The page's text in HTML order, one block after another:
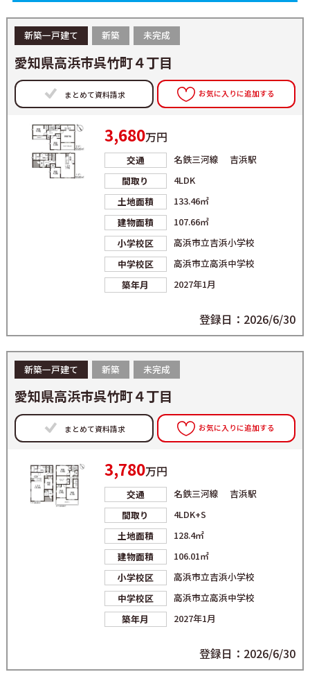
新築一戸建て 新築 未完成
愛知県高浜市呉竹町４丁目
まとめて資料請求 お気に入りに追加する
3,680万円
交通
名鉄三河線 吉浜駅
間取り
4LDK
土地面積
133.46㎡
建物面積
107.66㎡
小学校区
高浜市立吉浜小学校
中学校区
高浜市立高浜中学校
築年月
2027年1月
登録日：2026/6/30
新築一戸建て 新築 未完成
愛知県高浜市呉竹町４丁目
まとめて資料請求 お気に入りに追加する
3,780万円
交通
名鉄三河線 吉浜駅
間取り
4LDK+S
土地面積
128.4㎡
建物面積
106.01㎡
小学校区
高浜市立吉浜小学校
中学校区
高浜市立高浜中学校
築年月
2027年1月
登録日：2026/6/30